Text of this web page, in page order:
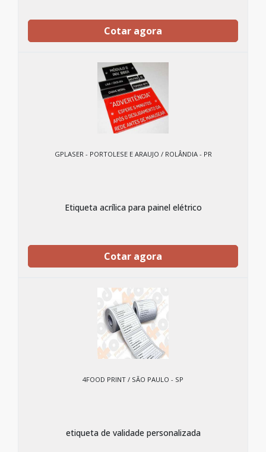
Cotar agora
GPLASER - PORTOLESE E ARAUJO / ROLÂNDIA - PR
Etiqueta acrílica para painel elétrico
Cotar agora
4FOOD PRINT / SÃO PAULO - SP
etiqueta de validade personalizada